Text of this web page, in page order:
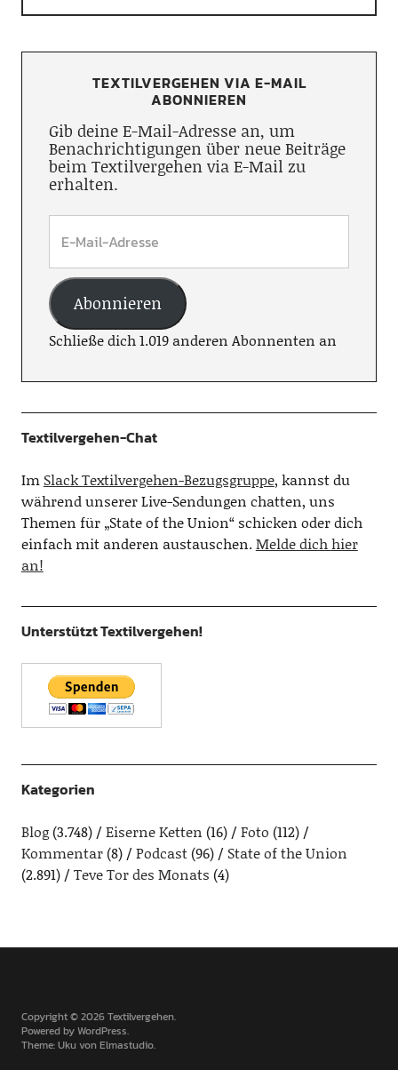
TEXTILVERGEHEN VIA E-MAIL
ABONNIEREN
Gib deine E-Mail-Adresse an, um
Benachrichtigungen über neue Beiträge
beim Textilvergehen via E-Mail zu
erhalten.
Abonnieren
Schließe dich 1.019 anderen Abonnenten an
Textilvergehen-Chat
Im Slack Textilvergehen-Bezugsgruppe, kannst du
während unserer Live-Sendungen chatten, uns
Themen für „State of the Union“ schicken oder dich
einfach mit anderen austauschen.Melde dich hier
an!
Unterstützt Textilvergehen!
Kategorien
Blog(3.748) Eiserne Ketten (16) Foto (112)
Kommentar(8) Podcast(96)
State of the Union
(2.891)
Teve Tor des Monats (4)
Copyright © 2026 Textilvergehen
Powered byWordPress
Theme: Uku vonElmastudio